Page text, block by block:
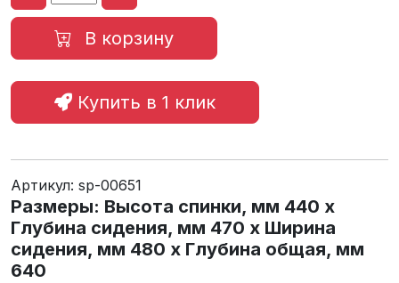
В корзину
Купить в 1 клик
Артикул: sp-00651
Размеры: Высота спинки, мм 440 х
Глубина сидения, мм 470 х Ширина
сидения, мм 480 х Глубина общая, мм
640